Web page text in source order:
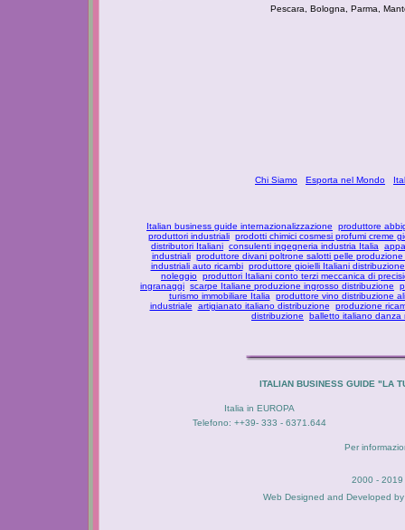
Pescara, Bologna, Parma,
Chi Siamo Esporta nel Mondo
Italian business guide internazionalizzazione
produttore
produttori industriali prodotti chimici cosmesi profumi creme
distributori Italiani consulenti ingegneria industria Italia
industriali produttore divani poltrone salotti pelle
industriali auto ricambi produttore gioielli Italiani
noleggio produttori Italiani conto terzi meccanica di
ingranaggi scarpe Italiane produzione ingrosso distribuzione
turismo immobiliare Italia
produttore vino distribuzione
industriale
artigianato italiano distribuzione
produzione
distribuzione
balletto italiano danza
ITALIAN BUSINESS GUIDE "LA
Italia in EUROPA
Telefono: ++39- 333 - 6371.644
Per
2000 - 2019
Web Designed and Developed